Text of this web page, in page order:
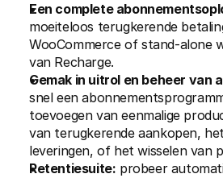
Een complete
moeiteloos terugkerende
WooCommerce of stand-alone
van Recharge.
Gemak in uitrol en beheer van
snel een
toevoegen van eenmalige
van terugkerende aankopen,
leveringen, of het wisselen van
Retentiesuite: probeer